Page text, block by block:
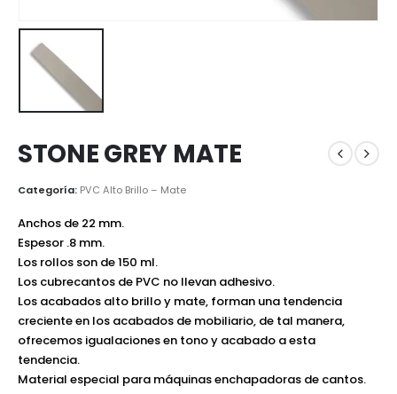
STONE GREY MATE
Categoría: PVC Alto Brillo – Mate
Anchos de 22 mm.
Espesor .8 mm.
Los rollos son de 150 ml.
Los cubrecantos de PVC no llevan adhesivo.
Los acabados alto brillo y mate, forman una tendencia
creciente en los acabados de mobiliario, de tal manera,
ofrecemos igualaciones en tono y acabado a esta
tendencia.
Material especial para máquinas enchapadoras de cantos.